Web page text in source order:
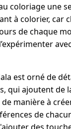
coloriage une
à colorier, car
de chaque
avec
est orné de
qui ajoutent de
manière à
de